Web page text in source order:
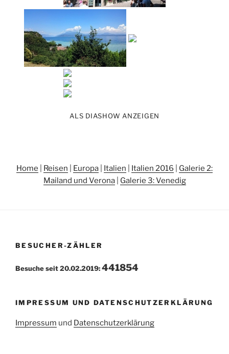
ALS DIASHOW ANZEIGEN
Home Reisen Europa Italien Italien 2016
Galerie 2:
Mailand und Verona| Galerie 3: Venedig
BESUCHER-ZÄHLER
Besuche seit 20.02.2019:441854
IMPRESSUM UND DATENSCHUTZERKLÄRUNG
Impressum und Datenschutzerklärung